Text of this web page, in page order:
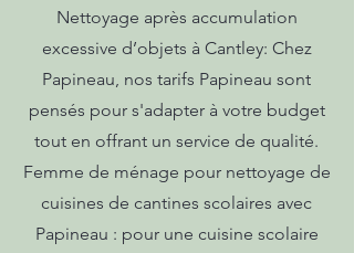
Nettoyage après accumulation
excessive d’objets à Cantley: Chez
Papineau, nos tarifs Papineau sont
pensés pour s'adapter à votre budget
tout en offrant un service de qualité.
Femme de ménage pour nettoyage de
cuisines de cantines scolaires avec
Papineau : pour une cuisine scolaire